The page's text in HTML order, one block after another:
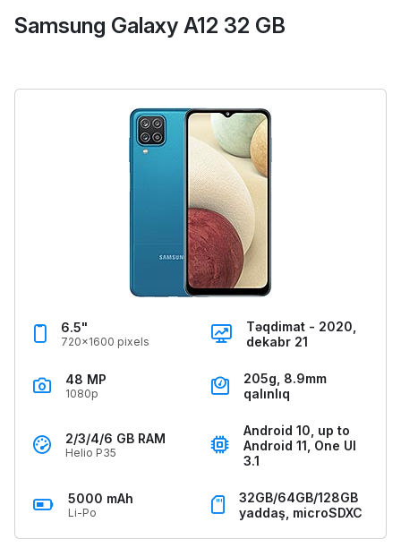
Samsung Galaxy A12 32 GB
6.5"
720x1600 pixels
Təqdimat - 2020,
dekabr 21
48 MP
1080p
205g, 8.9mm
qalınlıq
2/3/4/6 GB RAM
Helio P35
Android 10, up to
Android 11, One UI
3.1
5000 mAh
Li-Po
32GB/64GB/128GB
yaddaş, microSDXC